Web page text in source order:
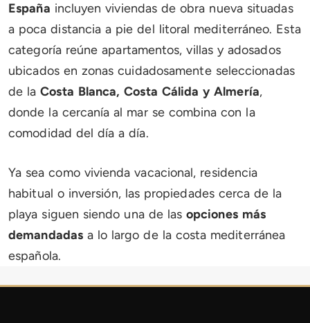
España incluyen viviendas de obra nueva situadas
a poca distancia a pie del litoral mediterráneo. Esta
categoría reúne apartamentos, villas y adosados
ubicados en zonas cuidadosamente seleccionadas
de laCosta Blanca, Costa Cálida y Almería,
donde la cercanía al mar se combina con la
comodidad del día a día.
Ya sea como vivienda vacacional, residencia
habitual o inversión, las propiedades cerca de la
playa siguen siendo una de las opciones más
demandadas a lo largo de la costa mediterránea
española.